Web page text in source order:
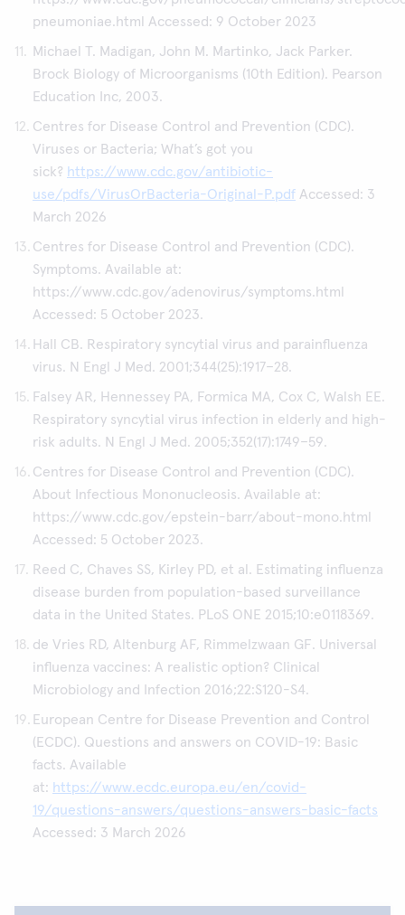
pneumoniae.html Accessed: 9 October 2023
Michael T. Madigan, John M. Martinko, Jack Parker.
Brock Biology of Microorganisms (10th Edition). Pearson
Education Inc, 2003.
Centres for Disease Control and Prevention (CDC).
Viruses or Bacteria; What’s got you
sick? https://www.cdc.gov/antibiotic-
use/pdfs/VirusOrBacteria-Original-P.pdf Accessed: 3
March 2026
Centres for Disease Control and Prevention (CDC).
Symptoms. Available at:
https://www.cdc.gov/adenovirus/symptoms.html
Accessed: 5 October 2023.
Hall CB. Respiratory syncytial virus and parainfluenza
virus. N Engl J Med. 2001;344(25):1917–28.
Falsey AR, Hennessey PA, Formica MA, Cox C, Walsh EE.
Respiratory syncytial virus infection in elderly and high-
risk adults. N Engl J Med. 2005;352(17):1749–59.
Centres for Disease Control and Prevention (CDC).
About Infectious Mononucleosis. Available at:
https://www.cdc.gov/epstein-barr/about-mono.html
Accessed: 5 October 2023.
Reed C, Chaves SS, Kirley PD, et al. Estimating influenza
disease burden from population-based surveillance
data in the United States. PLoS ONE 2015;10:e0118369.
de Vries RD, Altenburg AF, Rimmelzwaan GF. Universal
influenza vaccines: A realistic option? Clinical
Microbiology and Infection 2016;22:S120-S4.
European Centre for Disease Prevention and Control
(ECDC). Questions and answers on COVID-19: Basic
facts. Available
at: https://www.ecdc.europa.eu/en/covid-
19/questions-answers/questions-answers-basic-facts
Accessed: 3 March 2026